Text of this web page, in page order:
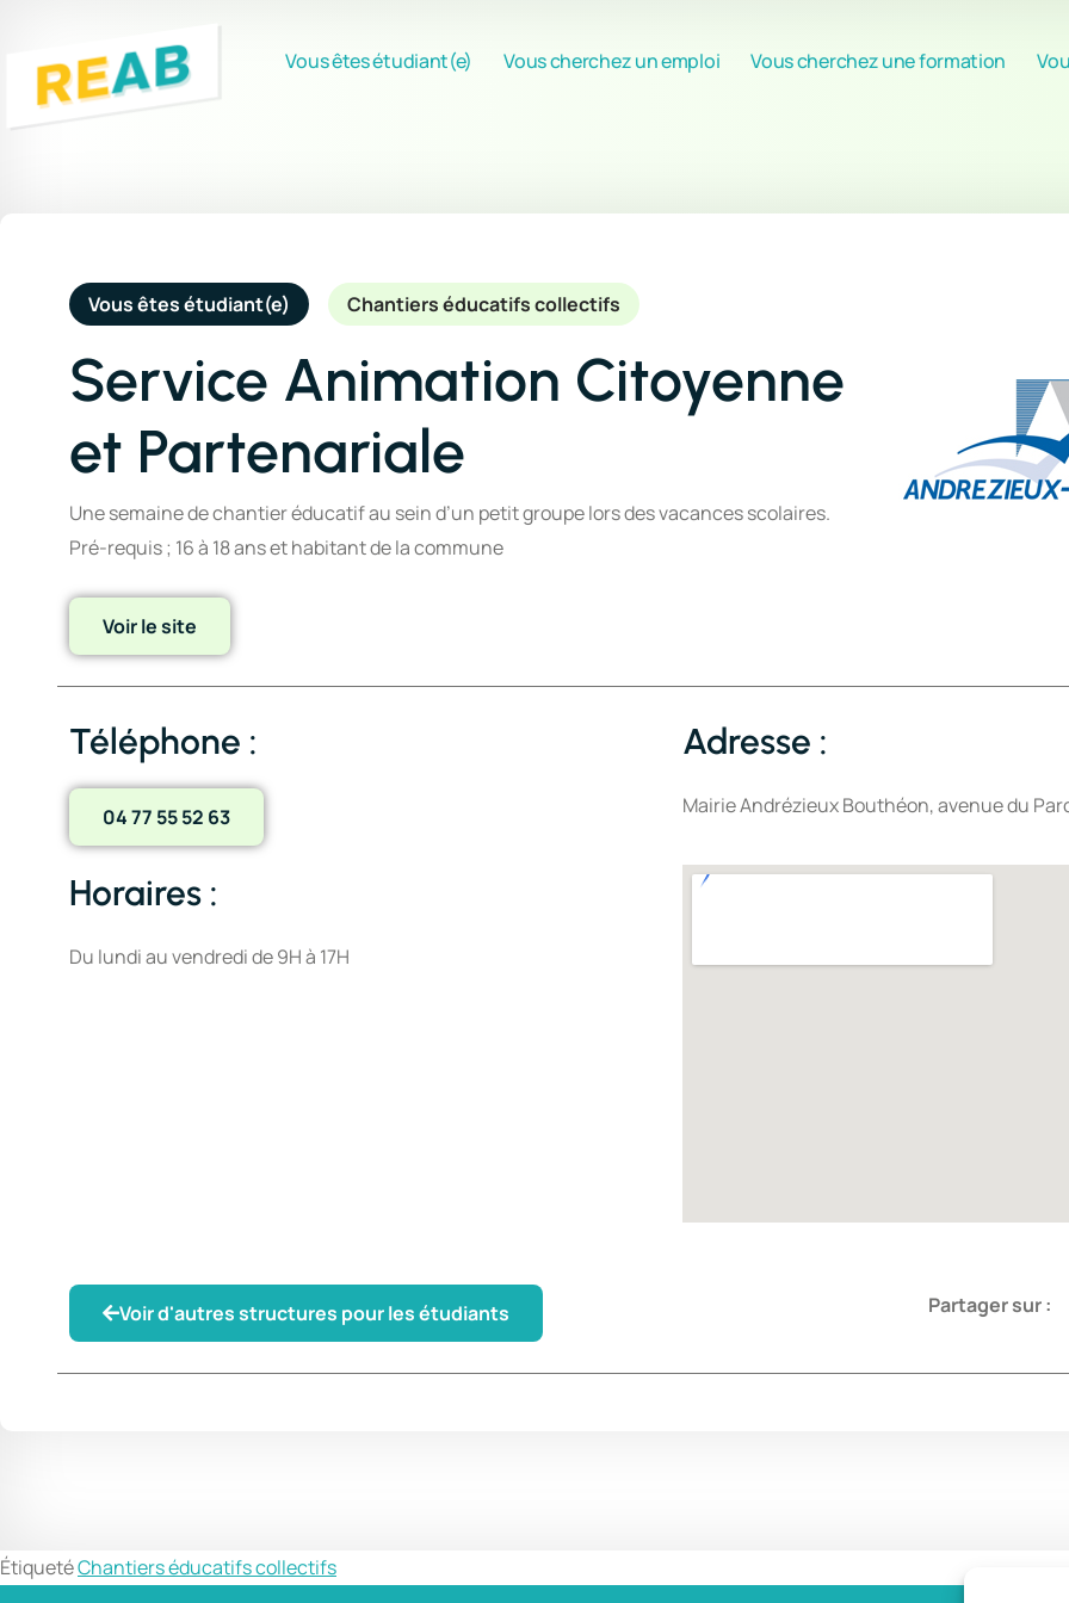
Vous êtes étudiant(e) Vous cherchez un emploi Vous cherchez une formation
Vous êtes étudiant(e) Chantiers éducatifs collectifs
Service Animation Citoyenne
et Partenariale
Une semaine de chantier éducatif au sein d’un petit groupe lors des vacances scolaires.
Pré-requis ; 16 à 18 ans et habitant de la commune
Voir le site
Téléphone :
04 77 55 52 63
Horaires :
Du lundi au vendredi de 9H à 17H
Adresse :
Mairie Andrézieux Bouthéon, avenue du
Voir d'autres structures pour les étudiants Partager sur :
ÉtiquetéChantiers éducatifs collectifs